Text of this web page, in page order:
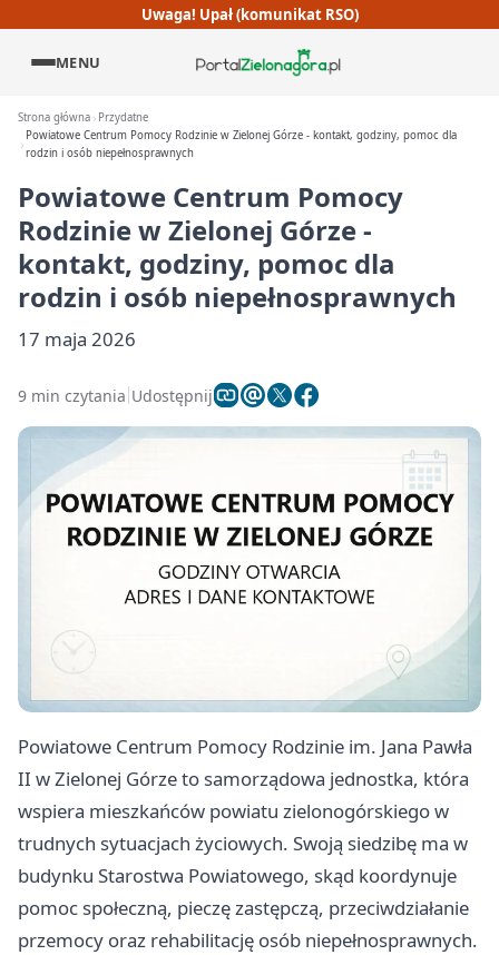
Uwaga! Upał (komunikat RSO)
MENU
Strona główna
Przydatne
Powiatowe Centrum Pomocy Rodzinie w Zielonej Górze - kontakt, godziny, pomoc dla
rodzin i osób niepełnosprawnych
Powiatowe Centrum Pomocy
Rodzinie w Zielonej Górze -
kontakt, godziny, pomoc dla
rodzin i osób niepełnosprawnych
17 maja 2026
9 min czytania Udostępnij
Powiatowe Centrum Pomocy Rodzinie im. Jana Pawła
II w Zielonej Górze to samorządowa jednostka, która
wspiera mieszkańców powiatu zielonogórskiego w
trudnych sytuacjach życiowych. Swoją siedzibę ma w
budynku Starostwa Powiatowego, skąd koordynuje
pomoc społeczną, pieczę zastępczą, przeciwdziałanie
przemocy oraz rehabilitację osób niepełnosprawnych.